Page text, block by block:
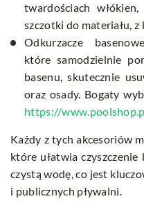
twardościach
szczotki do materiału,
Odkurzacze
które samodzielnie
basenu, skutecznie
oraz osady. Bogaty
https://
Każdy z tych akcesoriów
które ułatwia
czystą wodę, co jest
i publicznych pływalni.